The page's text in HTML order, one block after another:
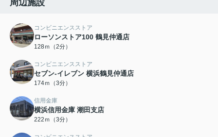
周辺施設
コンビニエンスストア
ローソンストア100 鶴見仲通店
128ｍ（2分）
コンビニエンスストア
セブン‐イレブン 横浜鶴見仲通店
174ｍ（3分）
信用金庫
横浜信用金庫 潮田支店
222ｍ（3分）